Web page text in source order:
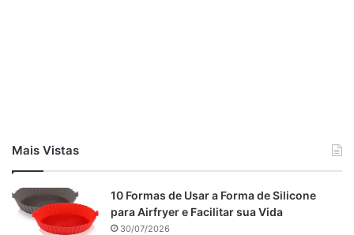
Mais Vistas
10 Formas de Usar a Forma de Silicone
para Airfryer e Facilitar sua Vida
30/07/2026